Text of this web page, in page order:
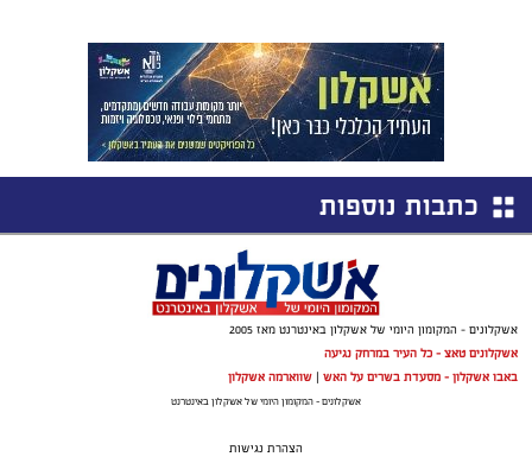
כתבות נוספות
אשקלונים - המקומון היומי של אשקלון באינטרנט מאז 2005
אשקלונים טאצ - כל העיר במרחק נגיעה
באבו אשקלון - מסעדת בשרים על האש | שווארמה אשקלון
אשקלונים - המקומון היומי של אשקלון באינטרנט
הצהרת נגישות